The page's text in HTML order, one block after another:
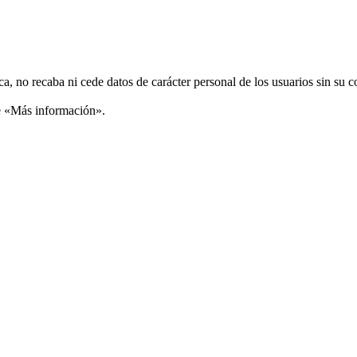
recaba ni cede datos de carácter personal de los usuarios sin su
«Más información».